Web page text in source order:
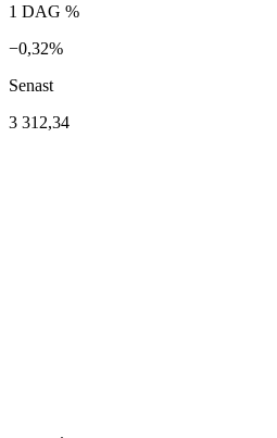
1 DAG %
−0,32%
Senast
3 312,34